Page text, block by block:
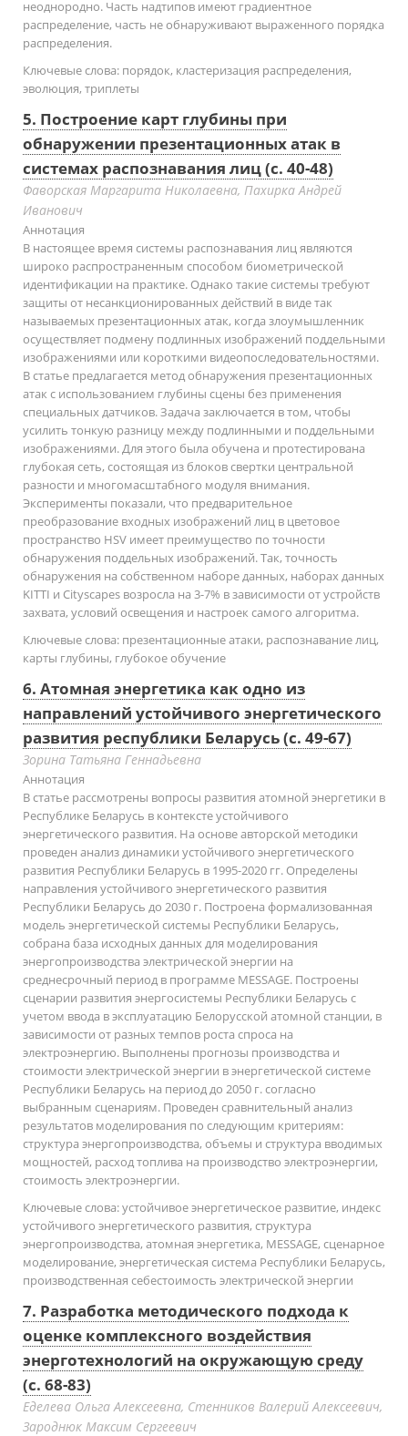
неоднородно. Часть надтипов имеют градиентное
распределение, часть не обнаруживают выраженного порядка
распределения.
Ключевые слова: порядок, кластеризация распределения,
эволюция, триплеты
5. Построение карт глубины при
обнаружении презентационных атак в
системах распознавания лиц (с. 40-48)
Фаворская Маргарита Николаевна, Пахирка Андрей
Иванович
Аннотация
В настоящее время системы распознавания лиц являются
широко распространенным способом биометрической
идентификации на практике. Однако такие системы требуют
защиты от несанкционированных действий в виде так
называемых презентационных атак, когда злоумышленник
осуществляет подмену подлинных изображений поддельными
изображениями или короткими видеопоследовательностями.
В статье предлагается метод обнаружения презентационных
атак с использованием глубины сцены без применения
специальных датчиков. Задача заключается в том, чтобы
усилить тонкую разницу между подлинными и поддельными
изображениями. Для этого была обучена и протестирована
глубокая сеть, состоящая из блоков свертки центральной
разности и многомасштабного модуля внимания.
Эксперименты показали, что предварительное
преобразование входных изображений лиц в цветовое
пространство HSV имеет преимущество по точности
обнаружения поддельных изображений. Так, точность
обнаружения на собственном наборе данных, наборах данных
KITTI и Cityscapes возросла на 3-7% в зависимости от устройств
захвата, условий освещения и настроек самого алгоритма.
Ключевые слова: презентационные атаки, распознавание лиц,
карты глубины, глубокое обучение
6. Атомная энергетика как одно из
направлений устойчивого энергетического
развития республики Беларусь (с. 49-67)
Зорина Татьяна Геннадьевна
Аннотация
В статье рассмотрены вопросы развития атомной энергетики в
Республике Беларусь в контексте устойчивого
энергетического развития. На основе авторской методики
проведен анализ динамики устойчивого энергетического
развития Республики Беларусь в 1995-2020 гг. Определены
направления устойчивого энергетического развития
Республики Беларусь до 2030 г. Построена формализованная
модель энергетической системы Республики Беларусь,
собрана база исходных данных для моделирования
энергопроизводства электрической энергии на
среднесрочный период в программе MESSAGE. Построены
сценарии развития энергосистемы Республики Беларусь с
учетом ввода в эксплуатацию Белорусской атомной станции, в
зависимости от разных темпов роста спроса на
электроэнергию. Выполнены прогнозы производства и
стоимости электрической энергии в энергетической системе
Республики Беларусь на период до 2050 г. согласно
выбранным сценариям. Проведен сравнительный анализ
результатов моделирования по следующим критериям:
структура энергопроизводства, объемы и структура вводимых
мощностей, расход топлива на производство электроэнергии,
стоимость электроэнергии.
Ключевые слова:устойчивое энергетическое развитие, индекс
устойчивого энергетического развития, структура
энергопроизводства, атомная энергетика, MESSAGE, сценарное
моделирование, энергетическая система Республики Беларусь,
производственная себестоимость электрической энергии
7. Разработка методического подхода к
оценке комплексного воздействия
энерготехнологий на окружающую среду
(с. 68-83)
Еделева Ольга Алексеевна, Стенников Валерий Алексеевич,
Зароднюк Максим Сергеевич